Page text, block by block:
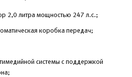
2,0 литра мощностью 247 л.с.;
коробка передач;
системы с поддержкой